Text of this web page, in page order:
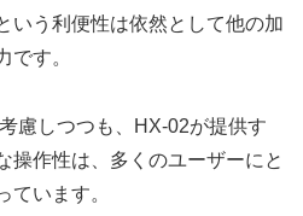
いう利便性は依然として他の加
です。
慮しつつも、HX-02が提供す
操作性は、多くのユーザーにと
ています。